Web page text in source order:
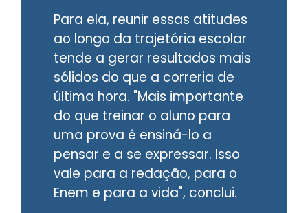
Para ela, reunir essas atitudes
ao longo da trajetória escolar
tende a gerar resultados mais
sólidos do que a correria de
última hora. "Mais importante
do que treinar o aluno para
uma prova é ensiná-lo a
pensar e a se expressar. Isso
vale para a redação, para o
Enem e para a vida", conclui.